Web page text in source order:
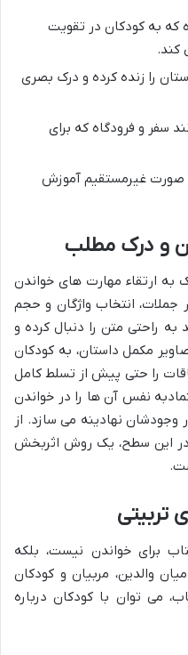
که به کودکان در تقویت
کند.
را زنده کرده و درک بصری
سفر و فرودگاه که برای
صورت غیرمستقیم آموزش
و درک مطلب
به ارتقاء مهارت های خواندن
جملات، انتخاب واژگان و حجم
راحتی متن را دنبال کرده و
مکمل داستان، به کودکان
را حتی پیش از تسلط کامل
نفس آن ها را در خواندن
وجودشان نهادینه می سازد. از
در این سطح، یک روش اثربخش
تربیتی
برای خواندن نیست، بلکه
والدین، مربیان و کودکان
می توان با کودکان درباره